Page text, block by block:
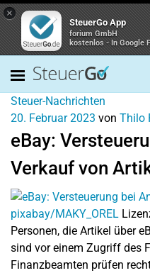
×
SteuerGo App
forium GmbH
kostenlos - In Google
Steuer-Nachrichten
20. Februar 2023 von Thilo
eBay:
Verkauf von
pixabay/MAKY_OREL
Personen, die Artikel über
sind vor einem Zugriff des
Finanzbeamten prüfen